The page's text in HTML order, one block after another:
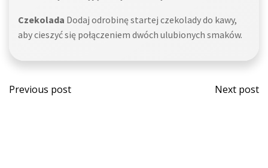
Czekolada Dodaj odrobinę startej czekolady do kawy,
aby cieszyć się połączeniem dwóch ulubionych smaków.
Post
Previous post
Post
Next post